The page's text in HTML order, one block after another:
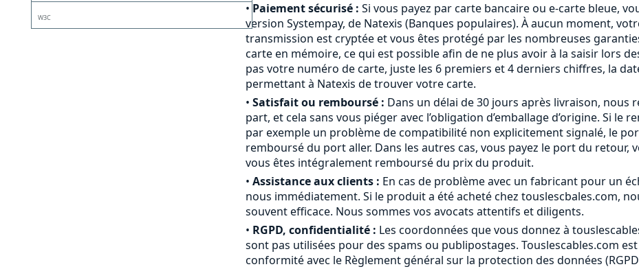
• Paiement sécurisé : Si vous payez par carte bancaire ou e-carte bleue,
version Systempay, de Natexis (Banques populaires). À aucun moment,
transmission est cryptée et vous êtes protégé par les nombreuses
carte en mémoire, ce qui est possible afin de ne plus avoir à la saisir lors
pas votre numéro de carte, juste les 6 premiers et 4 derniers chiffres, la
permettant à Natexis de trouver votre carte.
• Satisfait ou remboursé : Dans un délai de 30 jours après livraison,
part, et cela sans vous piéger avec l’obligation d’emballage d’origine. Si
par exemple un problème de compatibilité non explicitement signalé, le
remboursé du port aller. Dans les autres cas, vous payez le port du retour,
vous êtes intégralement remboursé du prix du produit.
• Assistance aux clients : En cas de problème avec un fabricant pour un
nous immédiatement. Si le produit a été acheté chez touslescbales.com,
souvent efficace. Nous sommes vos avocats attentifs et diligents.
• RGPD, confidentialité : Les coordonnées que vous donnez à
sont pas utilisées pour des spams ou publipostages. Touslescables.com
conformité avec le Règlement général sur la protection des données
W3C